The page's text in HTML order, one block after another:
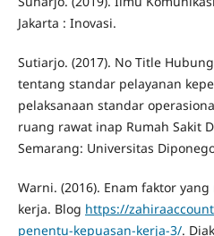
Jakarta : Inovasi.
Sutiarjo. (2017). No Title
tentang standar pelayanan
pelaksanaan standar
ruang rawat inap Rumah Sakit
Semarang: Universitas
Warni. (2016). Enam faktor
kerja. Blog https://
penentu-kepuasan-kerja-3/.